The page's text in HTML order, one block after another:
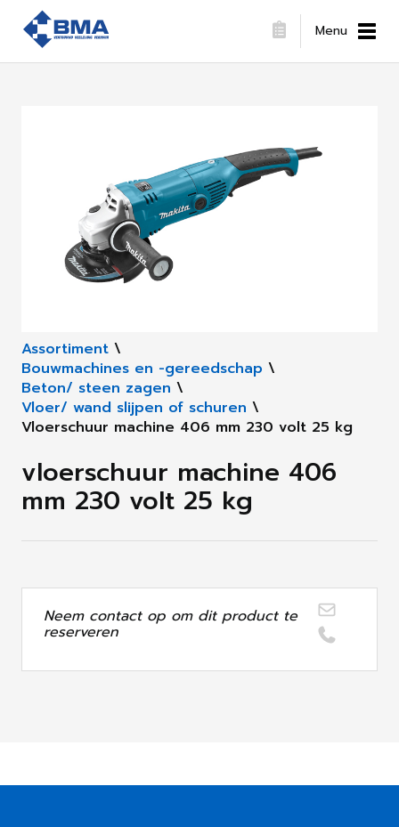
Menu
Assortiment \
Bouwmachines en -gereedschap \
Beton/ steen zagen \
Vloer/ wand slijpen of schuren \
Vloerschuur machine 406 mm 230 volt 25 kg
vloerschuur machine 406
mm 230 volt 25 kg
Neem contact op om dit product te
reserveren